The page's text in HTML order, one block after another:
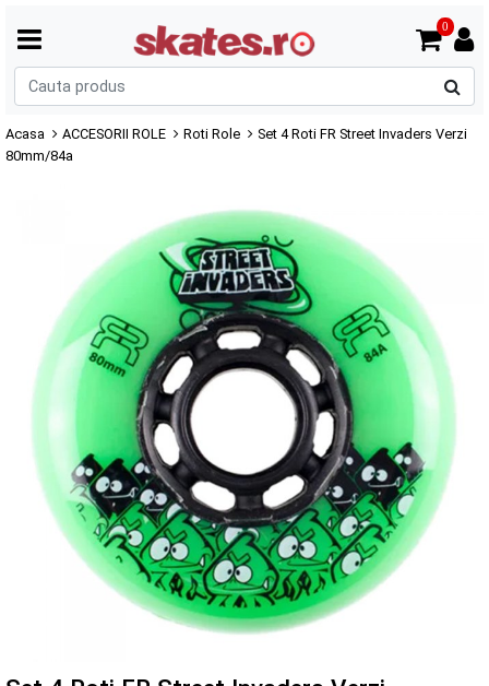
0
Acasa ACCESORII ROLE Roti Role
Set 4 Roti FR Street Invaders Verzi
80mm/84a